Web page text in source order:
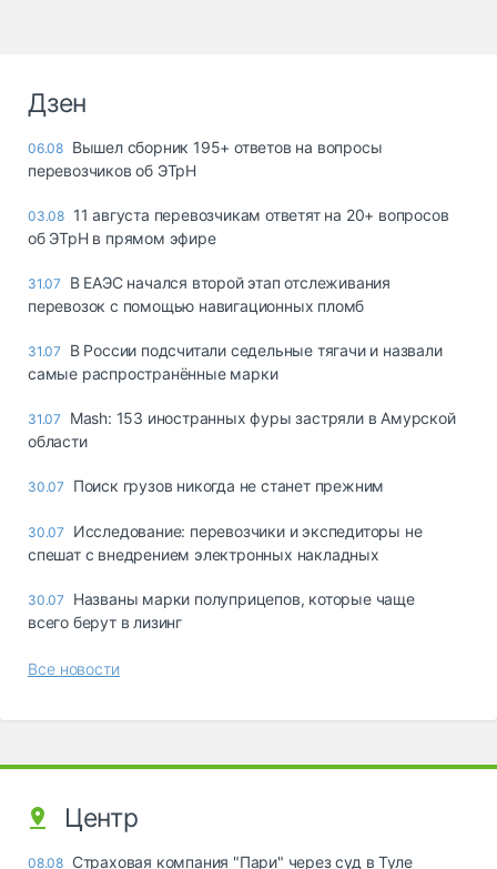
Дзен
06.08 Вышел сборник 195+ ответов на вопросы
перевозчиков об ЭТрН
03.08 11 августа перевозчикам ответят на 20+ вопросов
об ЭТрН в прямом эфире
31.07
В ЕАЭС начался второй этап отслеживания
перевозок с помощью навигационных пломб
31.07
В России подсчитали седельные тягачи и назвали
самые распространённые марки
31.07
Mash: 153 иностранных фуры застряли в Амурской
области
30.07 Поиск грузов никогда не станет прежним
30.07
Исследование: перевозчики и экспедиторы не
спешат с внедрением электронных накладных
30.07
Названы марки полуприцепов, которые чаще
всего берут в лизинг
Все новости
Центр
08.08 Страховая компания "Пари" через суд в Туле